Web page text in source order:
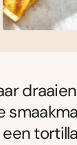
een